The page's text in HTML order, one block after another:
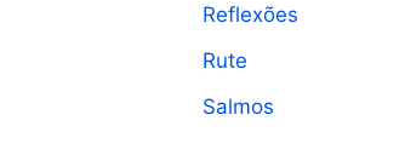
Reflexões
Rute
Salmos